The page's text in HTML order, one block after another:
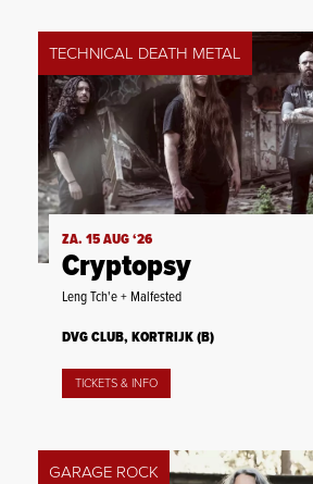
TECHNICAL DEATH METAL
ZA. 15 AUG ‘26
Cryptopsy
Leng Tch'e + Malfested
DVG CLUB, KORTRIJK (B)
TICKETS & INFO
GARAGE ROCK